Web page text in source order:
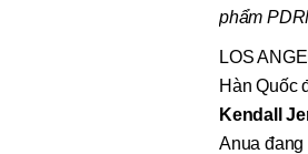
phẩm
LOS
Hàn Quốc
Kendall
Anua đang